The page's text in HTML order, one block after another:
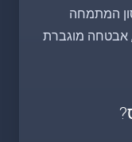
המתמחה
אבטחה מוגברת